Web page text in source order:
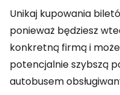
Unikaj kupowania
ponieważ będziesz
konkretną firmą i
potencjalnie szybszą
autobusem